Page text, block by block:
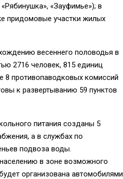
«Зауфимье»); в
придомовые участки жилых
весеннего половодья в
2716 человек, 815 единиц
8 противопаводковых комиссий
к развертыванию 59 пунктов
питания созданы 5
а в службах по
подвоза воды.
в зоне возможного
организована автомобилями